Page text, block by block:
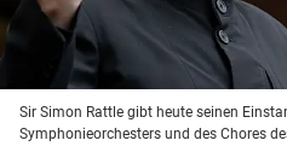
Sir Simon Rattle gibt heute seinen
Symphonieorchesters und des Chores